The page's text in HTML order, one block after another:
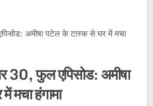
अमीषा पटेल के टास्क से घर में मचा
30, फुल एपिसोड: अमीषा
हंगामा